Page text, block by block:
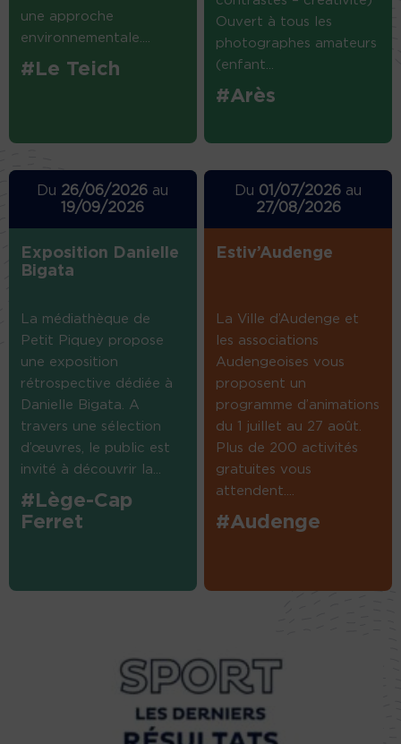
une approche
environnementale....
#Le Teich
Ouvert à tous les
photographes amateurs
(enfant...
#Arès
Du 26/06/2026 au
19/09/2026
Exposition Danielle
Bigata
La médiathèque de
Petit Piquey propose
une exposition
rétrospective dédiée à
Danielle Bigata. A
travers une sélection
d’œuvres, le public est
invité à découvrir la...
#Lège-Cap
Ferret
Du 01/07/2026 au
27/08/2026
Estiv’Audenge
La Ville d’Audenge et
les associations
Audengeoises vous
proposent un
programme d’animations
du 1 juillet au 27 août.
Plus de 200 activités
gratuites vous
attendent....
#Audenge